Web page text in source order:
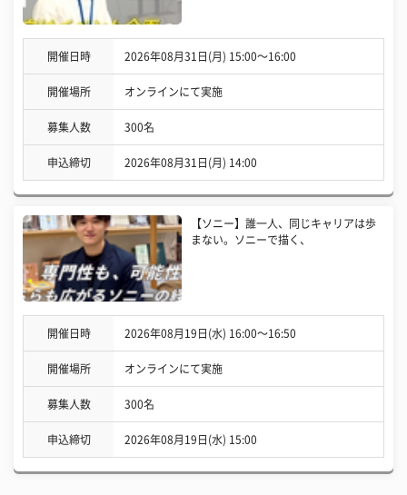
開催日時 2026年08月31日(月) 15:00〜16:00
開催場所 オンラインにて実施
募集人数 300名
申込締切 2026年08月31日(月) 14:00
【ソニー】誰一人、同じキャリアは歩
まない。ソニーで描く、
開催日時 2026年08月19日(水) 16:00〜16:50
開催場所 オンラインにて実施
募集人数 300名
申込締切 2026年08月19日(水) 15:00